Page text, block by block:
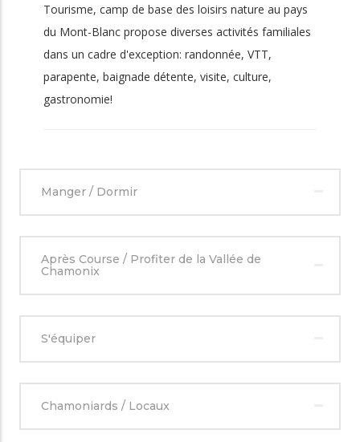
Tourisme, camp de base des loisirs nature au pays
du Mont-Blanc propose diverses activités familiales
dans un cadre d'exception: randonnée, VTT,
parapente, baignade détente, visite, culture,
gastronomie!
Manger / Dormir
Après Course / Profiter de la Vallée de
Chamonix
S'équiper
Chamoniards / Locaux